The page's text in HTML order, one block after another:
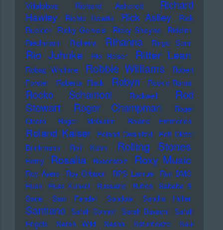
Villalobos
Richard Ashcroft
Richard
Hawley
Richie Hawtin Rick Astley
Rick
Buckler
Ricky Gervais Ricky Shayne Riddim
Riechmann Righeira Rihanna Ringo Starr
Rio Juhnke Rio Reiser Ritter Lean
Robag Wruhme Robbie Williams
Robert
Forster
Roberta Flack Robyn Rock-o-Rama
Rocko Schamoni Rockwell
Rod
Stewart
Roger Champman
Roger
Cicero
Roger McGuinn Roland Emmerich
Roland Kaiser Roland Owsnitzki
Rolf Dieter
Brinkmann
Rolf Kühn Rolling Stones
Romy Rosalia Rosenstolz Roxy Music
Roy Ayers Roy Orbison RPS Lanrue
Run-DMC
Rush
Russ Kunkel Russland Rutles
Sababa 5
Sade
Sam Fender Sandow Sandra Hüller
Santiano Sarah Connor Sarah Davachi Sarah
Engels
Sarah Wild Sasha Saturndaze
Saul